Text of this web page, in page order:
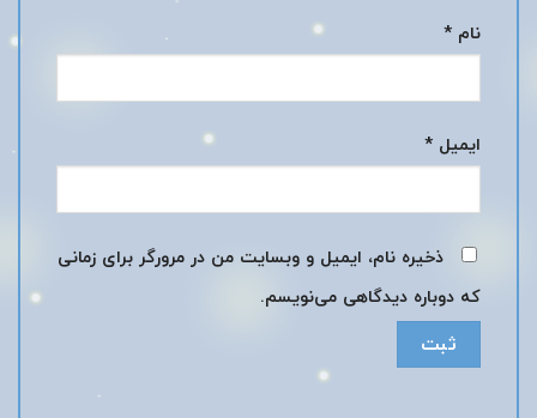
نام *
ایمیل *
ذخیره نام، ایمیل و وبسایت من در مرورگر برای زمانی
که دوباره دیدگاهی می‌نویسم.